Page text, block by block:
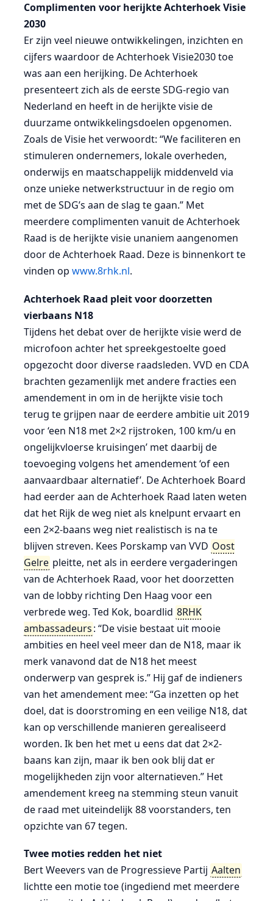
Complimenten voor herijkte Achterhoek Visie
2030
Er zijn veel nieuwe ontwikkelingen, inzichten en
cijfers waardoor de Achterhoek Visie2030 toe
was aan een herijking. De Achterhoek
presenteert zich als de eerste SDG-regio van
Nederland en heeft in de herijkte visie de
duurzame ontwikkelingsdoelen opgenomen.
Zoals de Visie het verwoordt: “We faciliteren en
stimuleren ondernemers, lokale overheden,
onderwijs en maatschappelijk middenveld via
onze unieke netwerkstructuur in de regio om
met de SDG’s aan de slag te gaan.” Met
meerdere complimenten vanuit de Achterhoek
Raad is de herijkte visie unaniem aangenomen
door de Achterhoek Raad. Deze is binnenkort te
vinden op www.8rhk.nl.
Achterhoek Raad pleit voor doorzetten
vierbaans N18
Tijdens het debat over de herijkte visie werd de
microfoon achter het spreekgestoelte goed
opgezocht door diverse raadsleden. VVD en CDA
brachten gezamenlijk met andere fracties een
amendement in om in de herijkte visie toch
terug te grijpen naar de eerdere ambitie uit 2019
voor ‘een N18 met 2×2 rijstroken, 100 km/u en
ongelijkvloerse kruisingen’ met daarbij de
toevoeging volgens het amendement ‘of een
aanvaardbaar alternatief’. De Achterhoek Board
had eerder aan de Achterhoek Raad laten weten
dat het Rijk de weg niet als knelpunt ervaart en
een 2×2-baans weg niet realistisch is na te
blijven streven. Kees Porskamp van VVD Oost
Gelre pleitte, net als in eerdere vergaderingen
van de Achterhoek Raad, voor het doorzetten
van de lobby richting Den Haag voor een
verbrede weg. Ted Kok, boardlid 8RHK
ambassadeurs: “De visie bestaat uit mooie
ambities en heel veel meer dan de N18, maar ik
merk vanavond dat de N18 het meest
onderwerp van gesprek is.” Hij gaf de indieners
van het amendement mee: “Ga inzetten op het
doel, dat is doorstroming en een veilige N18, dat
kan op verschillende manieren gerealiseerd
worden. Ik ben het met u eens dat dat 2×2-
baans kan zijn, maar ik ben ook blij dat er
mogelijkheden zijn voor alternatieven.” Het
amendement kreeg na stemming steun vanuit
de raad met uiteindelijk 88 voorstanders, ten
opzichte van 67 tegen.
Twee moties redden het niet
Bert Weevers van de Progressieve Partij Aalten
lichtte een motie toe (ingediend met meerdere